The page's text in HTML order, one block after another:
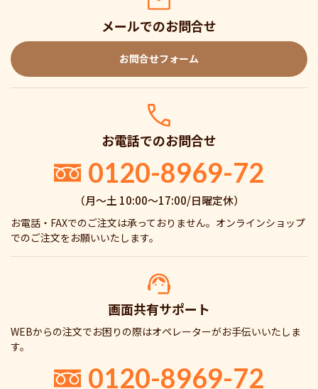
メールでのお問合せ
お問合せフォーム
お電話でのお問合せ
0120-8969-72
（月〜土 10:00〜17:00/日曜定休）
お電話・FAXでのご注文は承っておりません。オンラインショップ
でのご注文をお願いいたします。
画面共有サポート
WEBからの注文でお困りの際はオペレーターがお手伝いいたしま
す。
0120-8969-72